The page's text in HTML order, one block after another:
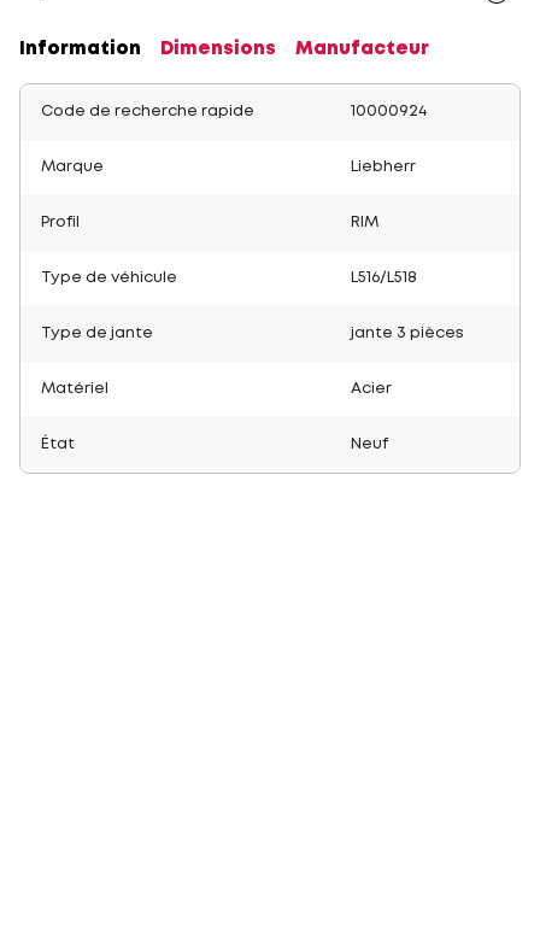
Information Dimensions Manufacteur
Code de recherche rapide 10000924
Marque Liebherr
Profil RIM
Type de véhicule L516/L518
Type de jante jante 3 pièces
Matériel Acier
État Neuf